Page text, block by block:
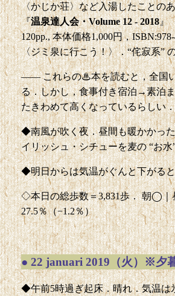
〈かじか荘〉など入湯したことの
『温泉達人会・Volume 12 - 2018』
120pp., 本体価格1,000円，
〈ジミ泉に行こう！〉．“侘寂系”
—— これらの♨本を読むと，全国い
る．しかし，食事付き宿泊→素泊
たきわめて高くなっているらしい
◆南風が吹く夜．昼間も暖かかっ
イリッシュ・シチューを麦の “お水
◆明日からは気温がぐんと下がる
◇本日の総歩数＝3,831歩． 朝◯｜
27.5％（−1.2％）
● 22 januari 2019（火）※夕
◆午前5時過ぎ起床．晴れ．気温は